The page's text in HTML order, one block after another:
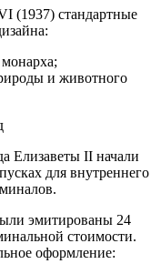
(1937) стандартные
и животного
Елизаветы II начали
для внутреннего
эмитированы 24
стоимости.
оформление: